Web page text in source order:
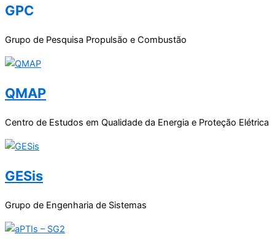
GPC
Grupo de Pesquisa Propulsão e Combustão
QMAP
Centro de Estudos em Qualidade da Energia e Proteção Elétrica
GESis
Grupo de Engenharia de Sistemas